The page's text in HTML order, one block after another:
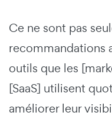
Ce ne sont pas
recommandations
outils que les
[SaaS] utilisent
améliorer leur